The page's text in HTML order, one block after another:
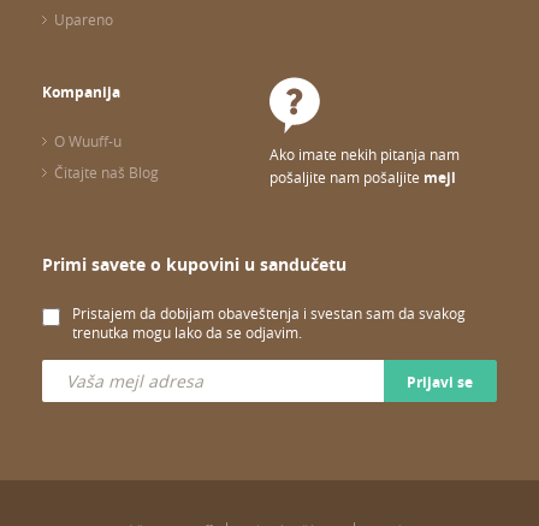
Upareno
Kompanija
O Wuuff-u
Čitajte naš Blog
Ako imate nekih pitanja nam
pošaljite nam pošaljite mejl
Primi savete o kupovini u sandučetu
Pristajem da dobijam obaveštenja i svestan sam da svakog
trenutka mogu lako da se odjavim.
Prijavi se